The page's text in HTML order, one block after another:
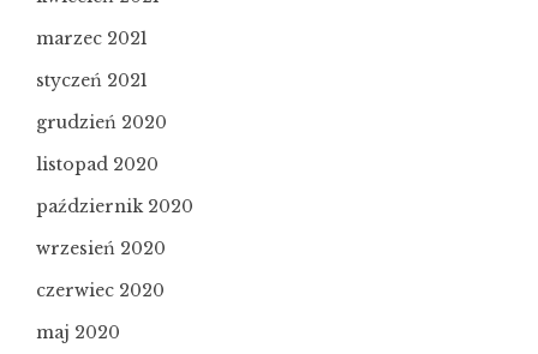
marzec 2021
styczeń 2021
grudzień 2020
listopad 2020
październik 2020
wrzesień 2020
czerwiec 2020
maj 2020